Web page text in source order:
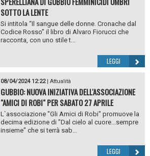
SOTTO LA LENTE
Si intitola “Il sangue delle donne. Cronache dal
Codice Rosso” il libro di Alvaro Fiorucci che
racconta, con uno stile t...
LEGGI
08/04/2024 12:22| Attualità
GUBBIO: NUOVA INIZIATIVA DELL'ASSOCIAZIONE
"AMICI DI ROBI" PER SABATO 27 APRILE
L`associazione "Gli Amici di Robi" promuove la
decima edizione di "Dal cielo al cuore...sempre
insieme" che si terrà sab...
LEGGI